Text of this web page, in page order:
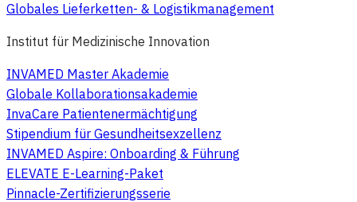
Globales Lieferketten- & Logistikmanagement
Institut für Medizinische Innovation
INVAMED Master Akademie
Globale Kollaborationsakademie
InvaCare Patientenermächtigung
Stipendium für Gesundheitsexzellenz
INVAMED Aspire: Onboarding & Führung
ELEVATE E-Learning-Paket
Pinnacle-Zertifizierungsserie